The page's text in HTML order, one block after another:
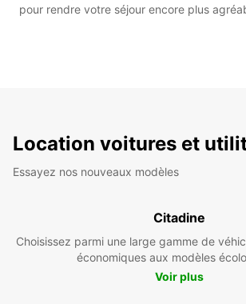
pour rendre votre séjour encore plus
Location voitures et
Essayez nos nouveaux modèles
Citadine
Choisissez parmi une large gamme de
économiques aux modèles
Voir plus